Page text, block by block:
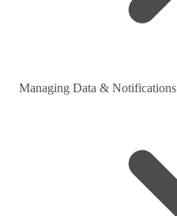
Managing Data & Notifications